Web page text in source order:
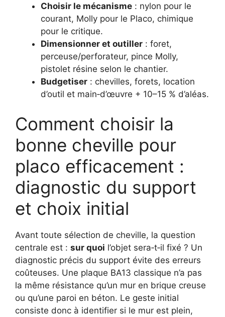
Choisir le mécanisme : nylon pour le
courant, Molly pour le Placo, chimique
pour le critique.
Dimensionner et outiller : foret,
perceuse/perforateur, pince Molly,
pistolet résine selon le chantier.
Budgetiser : chevilles, forets, location
d’outil et main‑d’œuvre + 10–15 % d’aléas.
Comment choisir la
bonne cheville pour
placo efficacement :
diagnostic du support
et choix initial
Avant toute sélection de cheville, la question
centrale est : sur quoi l’objet sera‑t‑il fixé ? Un
diagnostic précis du support évite des erreurs
coûteuses. Une plaque BA13 classique n’a pas
la même résistance qu’un mur en brique creuse
ou qu’une paroi en béton. Le geste initial
consiste donc à identifier si le mur est plein,